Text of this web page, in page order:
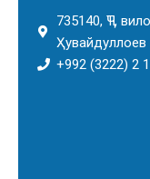
735140, ҶТ,
Ҳувайдуллоев
+992 (3222) 2